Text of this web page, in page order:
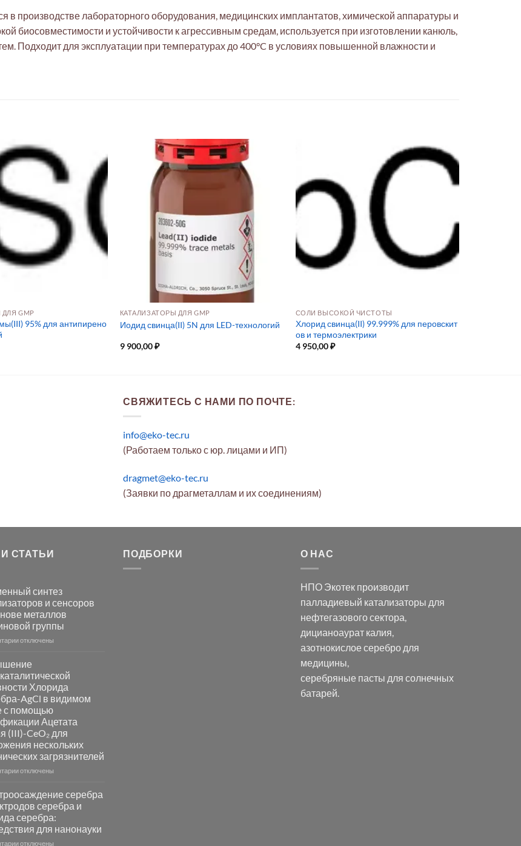
в производстве лабораторного оборудования, медицинских имплантатов, химической аппаратуры и
биосовместимости и устойчивости к агрессивным средам, используется при изготовлении канюль,
Подходит для эксплуатации при температурах до 400°C в условиях повышенной влажности и
GMP
95% для антипирено
КАТАЛИЗАТОРЫ ДЛЯ GMP
Иодид свинца(II) 5N для LED-технологий
9 900,00₽
СОЛИ ВЫСОКОЙ ЧИСТОТЫ
Хлорид свинца(II) 99.999% для перовскит
ов и термоэлектрики
4 950,00₽
СВЯЖИТЕСЬ С НАМИ ПО ПОЧТЕ:
info@eko-tec.ru
(Работаем только с юр. лицами и ИП)
dragmet@eko-tec.ru
(Заявки по драгметаллам и их соединениям)
СТАТЬИ
синтез
и сенсоров
металлов
группы
к
синтез
катализаторов
и
сенсоров
на
основе
металлов
платиновой
группы
отключены
Хлорида
AgCl в видимом
с помощью
Ацетата
(III)-CeO₂ для
нескольких
загрязнителей
к
фотокаталитической
активности
Хлорида
Серебра-
AgCl
отключены
серебра
серебра и
серебра:
для нанонауки
котключены
ПОДБОРКИ О НАС
НПО Экотек производит
палладиевый катализаторы для
нефтегазового сектора,
дицианоаурат калия,
азотнокислое серебродля
медицины,
серебряные пасты для солнечных
батарей.